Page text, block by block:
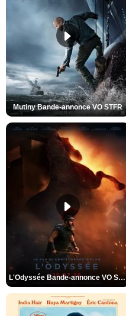
Mutiny Bande-annonce VO STFR
L'Odyssée Bande-annonce VO STFR